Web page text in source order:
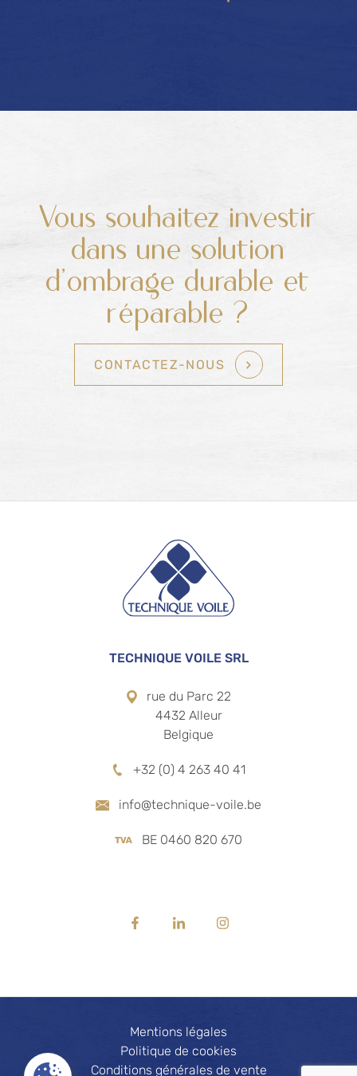
Vous souhaitez investir
dans une solution
d’ombrage durable et
réparable ?
CONTACTEZ-NOUS
TECHNIQUE VOILE SRL
rue du Parc 22
4432 Alleur
Belgique
+32 (0) 4 263 40 41
info@technique-voile.be
BE 0460 820 670
News textile
textile
FacebookLinkedinInstagram
Mentions légales
Politique de cookies
Conditions générales de vente